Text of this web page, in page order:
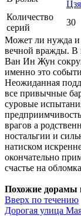
Количество
серий
30
Может ли нужда и
вечной вражды. В
Ван Ин Жун
именно это
Неожиданная
все привычные
суровые
врагов а
ностальгии и
натиском
окончательно
счастье на
Похожие дорамы
Вверх по течению
Дорогая улица